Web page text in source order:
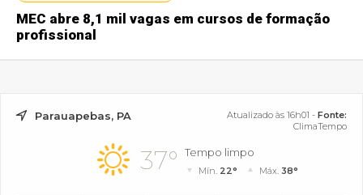
MEC abre 8,1 mil vagas em cursos de formação
profissional
Parauapebas, PA Atualizado às 16h01 - Fonte:
ClimaTempo
37° Tempo limpo
Mín. 22° Máx. 38°